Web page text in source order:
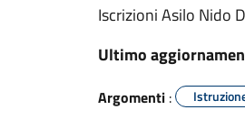
Iscrizioni Asilo Nido
Ultimo
Argomenti :